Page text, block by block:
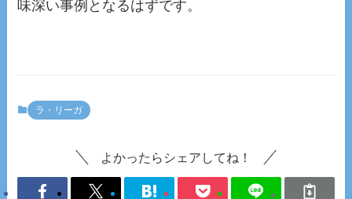
味深い事例となるはずです。
ラ・リーガ
よかったらシェアしてね！